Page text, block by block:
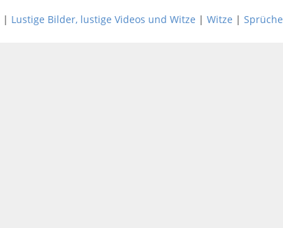
| Lustige Bilder, lustige Videos und Witze | Witze | Sprüche